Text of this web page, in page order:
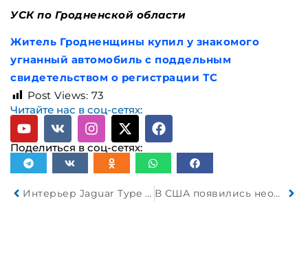
УСК по Гродненской области
Житель Гродненщины купил у знакомого
угнанный автомобиль с поддельным
свидетельством о регистрации ТС
Post Views: 73
Читайте нас в соц-сетях:
Поделиться в соц-сетях:
Интерьер Jaguar Type 00 немного шокирует В США появились необычные передвижные камеры контроля скорости